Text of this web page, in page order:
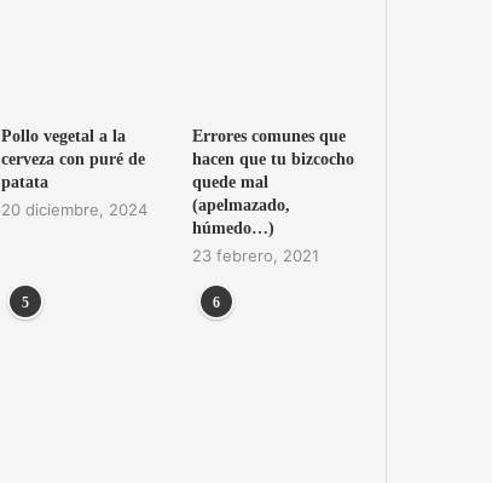
Pollo vegetal a la
cerveza con puré de
patata
20 diciembre, 2024
Errores comunes que
hacen que tu bizcocho
quede mal
(apelmazado,
húmedo…)
23 febrero, 2021
5 6